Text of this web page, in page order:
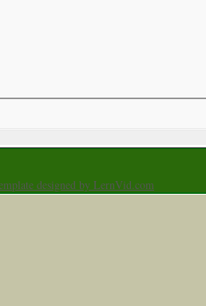
designed by LernVid.com